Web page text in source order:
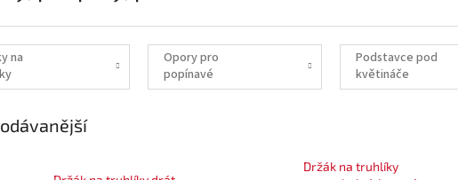
na
Opory pro
popínavé
rostliny
Podstavce pod
květináče
Držák na truhlíky